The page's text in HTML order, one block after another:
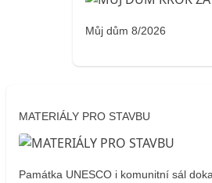
Můj dům 8/2026
MATERIÁLY PRO STAVBU
Památka UNESCO i komunitní sál